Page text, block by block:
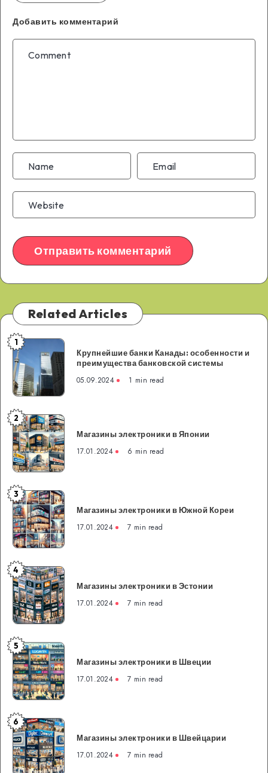
Добавить комментарий
Related Articles
Крупнейшие
банки
Канады:
особенности
преимущества
банковской
системы
1
Крупнейшие банки Канады: особенности и
преимущества банковской системы
05.09.2024 1 min read
Магазины
электроники
в
Японии
2
Магазины электроники в Японии
17.01.2024 6 min read
Магазины
электроники
в
Южной
3
Магазины электроники в Южной Кореи
17.01.2024 7 min read
Магазины
электроники
в
Эстонии
4
Магазины электроники в Эстонии
17.01.2024 7 min read
Магазины
электроники
в
Швеции
5
Магазины электроники в Швеции
17.01.2024 7 min read
Магазины
электроники
в
Швейцарии
6
Магазины электроники в Швейцарии
17.01.2024 7 min read